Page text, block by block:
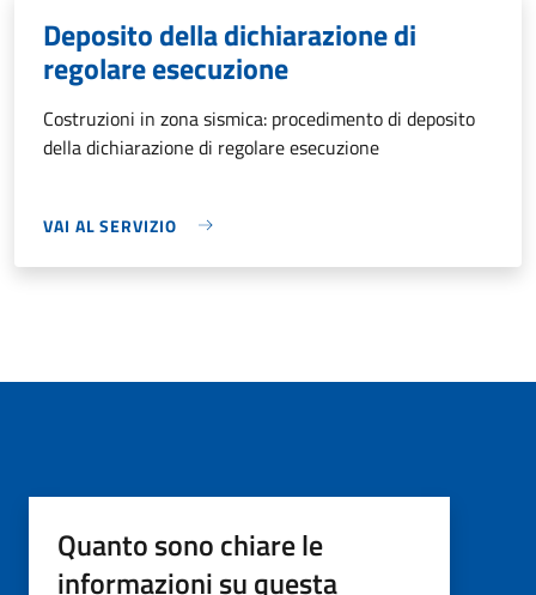
Deposito della dichiarazione di
regolare esecuzione
Costruzioni in zona sismica: procedimento di deposito
della dichiarazione di regolare esecuzione
VAI AL SERVIZIO
Quanto sono chiare le
informazioni su questa